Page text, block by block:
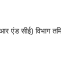
एंड सीई) विभाग